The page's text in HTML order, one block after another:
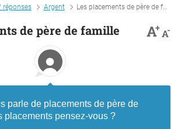
réponses Argent Les placements de père de famille
de père de famille A+A-
parle de placements de père de
placements pensez-vous ?